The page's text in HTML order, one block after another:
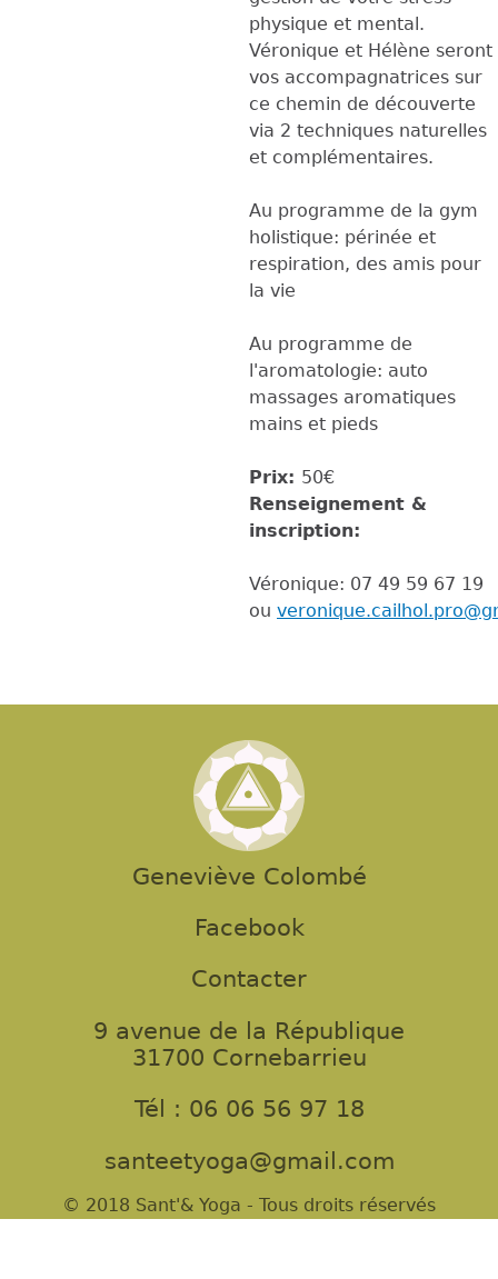
physique et mental.
Véronique et Hélène seront
vos accompagnatrices sur
ce chemin de découverte
via 2 techniques naturelles
et complémentaires.
Au programme de la gym
holistique: périnée et
respiration, des amis pour
la vie
Au programme de
l'aromatologie: auto
massages aromatiques
mains et pieds
Prix: 50€
Renseignement &
inscription:
Véronique: 07 49 59 67 19
ou
Geneviève Colombé
Facebook
Contacter
9 avenue de la République
31700 Cornebarrieu
Tél : 06 06 56 97 18
santeetyoga@gmail.com
© 2018 Sant'& Yoga - Tous droits réservés